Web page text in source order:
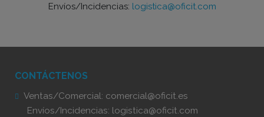
Envíos/Incidencias: logistica@oficit.com
CONTÁCTENOS
Ventas/Comercial: comercial@oficit.es
Envíos/Incidencias: logistica@oficit.com